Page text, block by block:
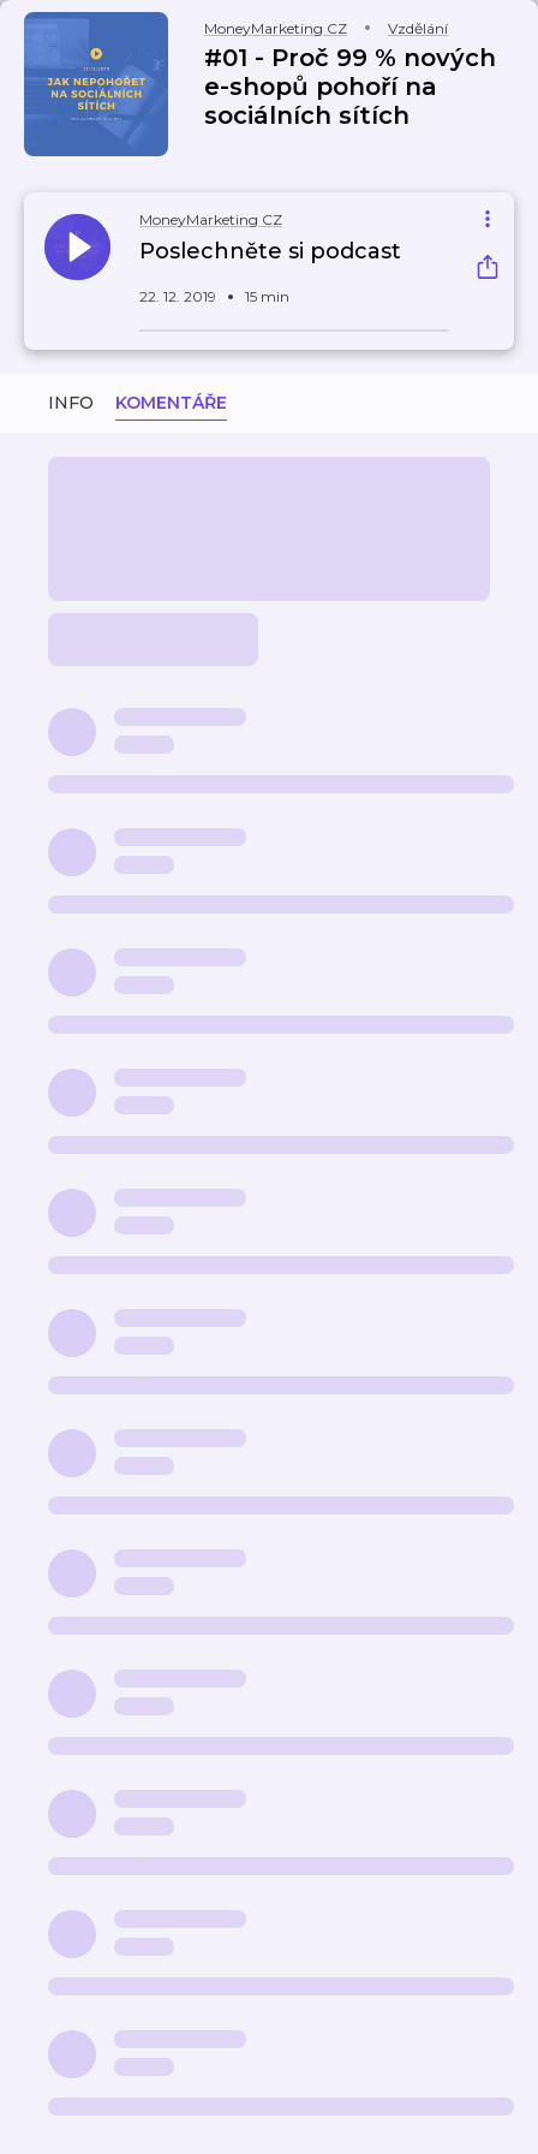
MoneyMarketing CZ Vzdělání
#01 - Proč 99 % nových
e-shopů pohoří na
sociálních sítích
MoneyMarketing CZ
Poslechněte si podcast
22. 12. 2019 15 min
INFO KOMENTÁŘE